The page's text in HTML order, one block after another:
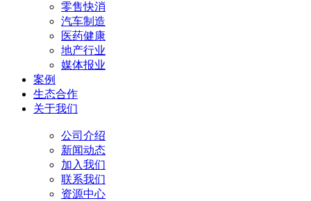
零售快消
汽车制造
医药健康
地产行业
媒体报业
案例
生态合作
关于我们
公司介绍
新闻动态
加入我们
联系我们
资源中心